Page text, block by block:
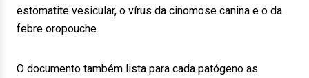
estomatite vesicular, o vírus da cinomose canina e o da
febre oropouche.
O documento também lista para cada patógeno as